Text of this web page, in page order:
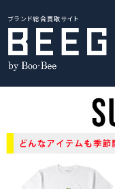
ブランド総合買取サイト